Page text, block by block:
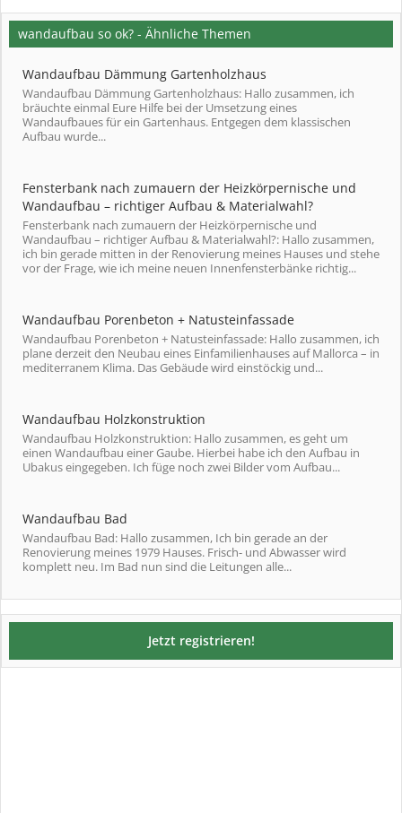
wandaufbau so ok? - Ähnliche Themen
Wandaufbau Dämmung Gartenholzhaus
Wandaufbau Dämmung Gartenholzhaus: Hallo zusammen, ich
bräuchte einmal Eure Hilfe bei der Umsetzung eines
Wandaufbaues für ein Gartenhaus. Entgegen dem klassischen
Aufbau wurde...
Fensterbank nach zumauern der Heizkörpernische und
Wandaufbau – richtiger Aufbau & Materialwahl?
Fensterbank nach zumauern der Heizkörpernische und
Wandaufbau – richtiger Aufbau & Materialwahl?: Hallo zusammen,
ich bin gerade mitten in der Renovierung meines Hauses und stehe
vor der Frage, wie ich meine neuen Innenfensterbänke richtig...
Wandaufbau Porenbeton + Natusteinfassade
Wandaufbau Porenbeton + Natusteinfassade: Hallo zusammen, ich
plane derzeit den Neubau eines Einfamilienhauses auf Mallorca – in
mediterranem Klima. Das Gebäude wird einstöckig und...
Wandaufbau Holzkonstruktion
Wandaufbau Holzkonstruktion: Hallo zusammen, es geht um
einen Wandaufbau einer Gaube. Hierbei habe ich den Aufbau in
Ubakus eingegeben. Ich füge noch zwei Bilder vom Aufbau...
Wandaufbau Bad
Wandaufbau Bad: Hallo zusammen, Ich bin gerade an der
Renovierung meines 1979 Hauses. Frisch- und Abwasser wird
komplett neu. Im Bad nun sind die Leitungen alle...
Jetzt registrieren!